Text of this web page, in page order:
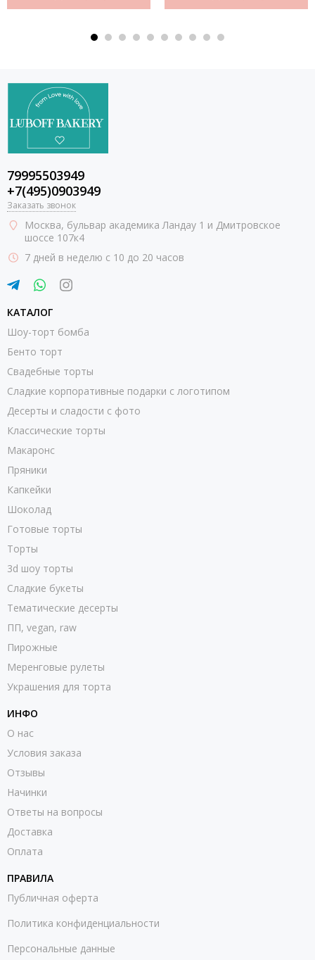
79995503949
+7(495)0903949
Заказать звонок
Москва, бульвар академика Ландау 1 и Дмитровское
шоссе 107к4
7 дней в неделю с 10 до 20 часов
КАТАЛОГ
Шоу-торт бомба
Бенто торт
Свадебные торты
Сладкие корпоративные подарки с логотипом
Десерты и сладости с фото
Классические торты
Макаронс
Пряники
Капкейки
Шоколад
Готовые торты
Торты
3d шоу торты
Сладкие букеты
Тематические десерты
ПП, vegan, raw
Пирожные
Меренговые рулеты
Украшения для торта
ИНФО
О нас
Условия заказа
Отзывы
Начинки
Ответы на вопросы
Доставка
Оплата
ПРАВИЛА
Публичная оферта
Политика конфиденциальности
Персональные данные